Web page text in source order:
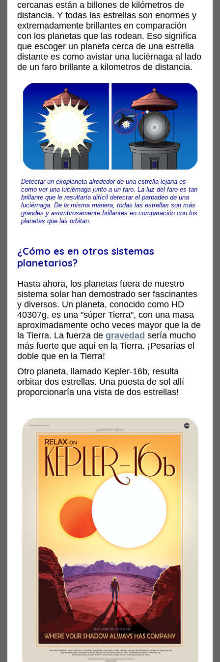
cercanas están a billones de kilómetros de
distancia. Y todas las estrellas son enormes y
extremadamente brillantes en comparación
con los planetas que las rodean. Eso significa
que escoger un planeta cerca de una estrella
distante es como avistar una luciérnaga al lado
de un faro brillante a kilometros de distancia.
Detectar un exoplaneta alrededor de una estrella lejana es
como ver una luciérnaga junto a un faro. La luz del faro es tan
brillante que le resultaría difícil detectar el parpadeo de una
luciérnaga. De la misma manera, todas las estrellas son más
grandes y asombrosamente brillantes en comparación con los
planetas que las orbitan.
¿Cómo es en otros sistemas
planetarios?
Hasta ahora, los planetas fuera de nuestro
sistema solar han demostrado ser fascinantes
y diversos. Un planeta, conocido como HD
40307g, es una "súper Tierra", con una masa
aproximadamente ocho veces mayor que la de
la Tierra. La fuerza de gravedad sería mucho
más fuerte que aquí en la Tierra. ¡Pesarías el
doble que en la Tierra!
Otro planeta, llamado Kepler-16b, resulta
orbitar dos estrellas. Una puesta de sol allí
proporcionaría una vista de dos estrellas!